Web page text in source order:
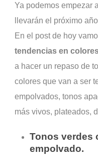
Ya podemos empezar
llevarán el próximo
En el post de hoy
tendencias en
a hacer un repaso de
colores que van a ser
empolvados, tonos
más vivos, plateados,
Tonos verdes
empolvado.